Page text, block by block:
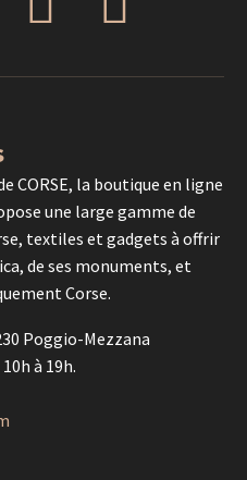
CORSE, la boutique en ligne
une large gamme de
textiles et gadgets à offrir
de ses monuments, et
Corse.
Poggio-Mezzana
à 19h.